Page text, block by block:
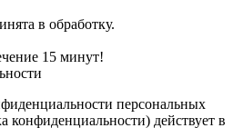
в обработку.
15 минут!
персональных
конфиденциальности) действует в